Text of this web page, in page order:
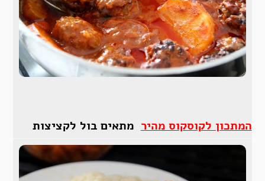
המתכון לקוסקוס מהיר מתאים בול לקציצות